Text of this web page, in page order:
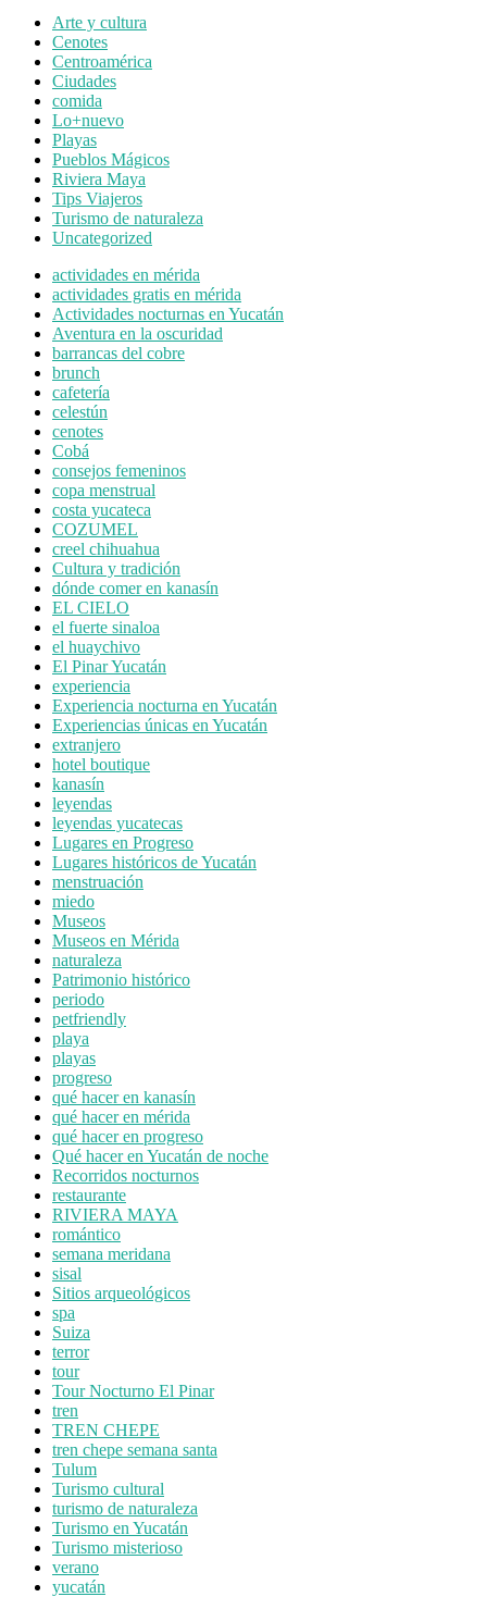
Arte y cultura
Cenotes
Centroamérica
Ciudades
comida
Lo+nuevo
Playas
Pueblos Mágicos
Riviera Maya
Tips Viajeros
Turismo de naturaleza
Uncategorized
actividades en mérida
actividades gratis en mérida
Actividades nocturnas en Yucatán
Aventura en la oscuridad
barrancas del cobre
brunch
cafetería
celestún
cenotes
Cobá
consejos femeninos
copa menstrual
costa yucateca
COZUMEL
creel chihuahua
Cultura y tradición
dónde comer en kanasín
EL CIELO
el fuerte sinaloa
el huaychivo
El Pinar Yucatán
experiencia
Experiencia nocturna en Yucatán
Experiencias únicas en Yucatán
extranjero
hotel boutique
kanasín
leyendas
leyendas yucatecas
Lugares en Progreso
Lugares históricos de Yucatán
menstruación
miedo
Museos
Museos en Mérida
naturaleza
Patrimonio histórico
periodo
petfriendly
playa
playas
progreso
qué hacer en kanasín
qué hacer en mérida
qué hacer en progreso
Qué hacer en Yucatán de noche
Recorridos nocturnos
restaurante
RIVIERA MAYA
romántico
semana meridana
sisal
Sitios arqueológicos
spa
Suiza
terror
tour
Tour Nocturno El Pinar
tren
TREN CHEPE
tren chepe semana santa
Tulum
Turismo cultural
turismo de naturaleza
Turismo en Yucatán
Turismo misterioso
verano
yucatán